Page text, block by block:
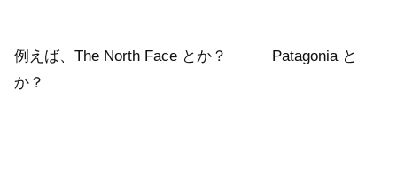
例えば、The North Face とか？ Patagonia と
か？